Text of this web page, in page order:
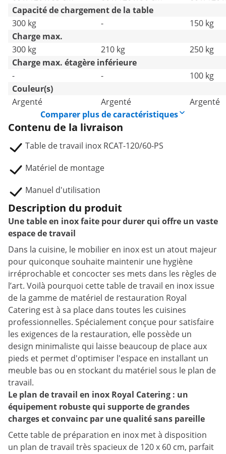
Capacité de chargement de la table
300 kg
-
150 kg
Charge max.
300 kg
210 kg
250 kg
Charge max. étagère inférieure
-
-
100 kg
Couleur(s)
Argenté
Argenté
Argenté
Comparer plus de caractéristiques
Contenu de la livraison
Table de travail inox RCAT-120/60-PS
Matériel de montage
Manuel d'utilisation
Description du produit
Une table en inox faite pour durer qui offre un vaste
espace de travail
Dans la cuisine, le mobilier en inox est un atout majeur
pour quiconque souhaite maintenir une hygiène
irréprochable et concocter ses mets dans les règles de
l’art. Voilà pourquoi cette table de travail en inox issue
de la gamme de matériel de restauration Royal
Catering est à sa place dans toutes les cuisines
professionnelles. Spécialement conçue pour satisfaire
les exigences de la restauration, elle possède un
design minimaliste qui laisse beaucoup de place aux
pieds et permet d'optimiser l'espace en installant un
meuble bas ou en stockant du matériel sous le plan de
travail.
Le plan de travail en inox Royal Catering : un
équipement robuste qui supporte de grandes
charges et convainc par une qualité sans pareille
Cette table de préparation en inox met à disposition
un plan de travail très spacieux de 120 x 60 cm, parfait